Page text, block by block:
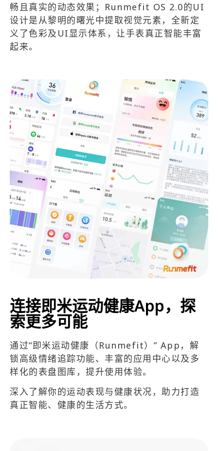
畅且真实的动态效果；Runmefit OS 2.0的UI
设计是从黎明的曙光中提取视觉元素，全新定
义了色彩及UI显示体系，让手表真正智能丰富
起来。
连接即米运动健康App，探
索更多可能
通过“即米运动健康（Runmefit）” App，解
锁高级情绪追踪功能、丰富的应用中心以及多
样化的表盘图库，提升使用体验。
深入了解你的运动表现与健康状况，助力打造
真正智能、健康的生活方式。